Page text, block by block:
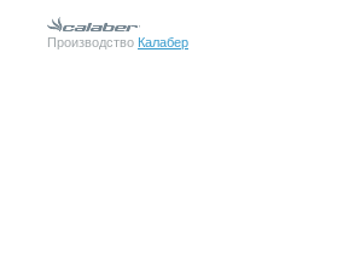
Производство Калабер